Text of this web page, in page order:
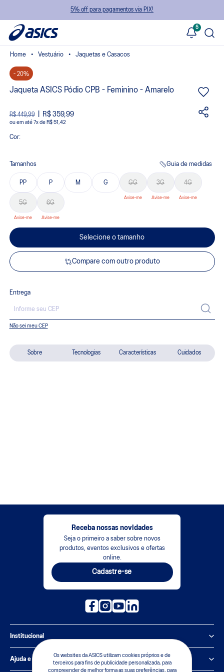
5% off para pagamentos via PIX!
5
Os websites da ASICS utilizam cookies próprios e de
terceiros para fins de publicidade personalizada, para
compreender de melhor forma as suas preferências, para
Sobre Tecnologias Características Cuidados
Vestuário Jaquetas e Casacos
- 20%
Jaqueta ASICS Pódio CPB - Feminino - Amarelo
R$ 449,99 R$ 359,99
ou 7xde R$ 51,42
Cor:
Tamanhos Guia de medidas
PP P M G GG 3G 4G
5G 6G
Selecione o tamanho
Compare com outro produto
Entrega
Não sei meu CEP
Receba nossas novidades
Seja o primeiro a saber sobre novos
produtos, eventos exclusivos e ofertas
online.
Cadastre-se
Institucional
Política de Privacidade
Ajuda e suporte